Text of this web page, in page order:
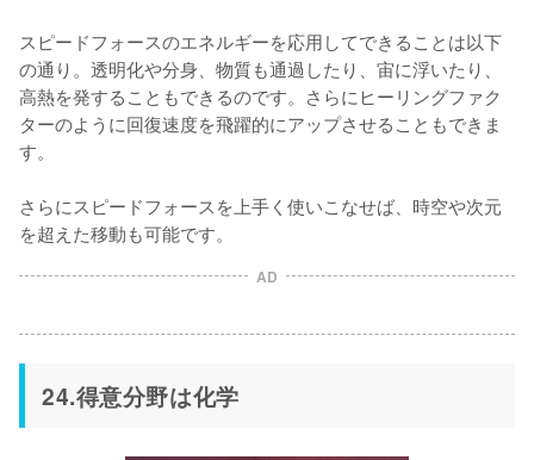
スピードフォースのエネルギーを応用してできることは以下
の通り。透明化や分身、物質も通過したり、宙に浮いたり、
高熱を発することもできるのです。さらにヒーリングファク
ターのように回復速度を飛躍的にアップさせることもできま
す。
さらにスピードフォースを上手く使いこなせば、時空や次元
を超えた移動も可能です。
AD
24.得意分野は化学